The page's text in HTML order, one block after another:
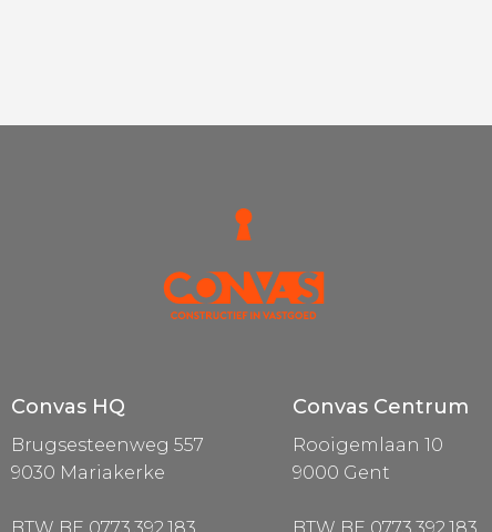
Convas HQ
Brugsesteenweg 557
9030 Mariakerke
Convas Centrum
Rooigemlaan 10
9000 Gent